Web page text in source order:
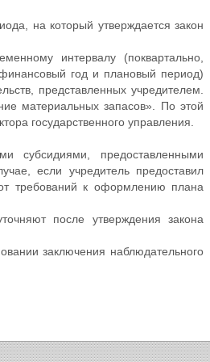
на который утверждается закон
интервалу (поквартально,
год и плановый период)
представленных учредителем.
материальных запасов». По этой
государственного управления.
субсидиями, предоставленными
если учредитель предоставил
требований к оформлению плана
после утверждения закона
заключения наблюдательного